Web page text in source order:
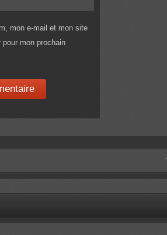
mon e-mail et mon site
mon prochain